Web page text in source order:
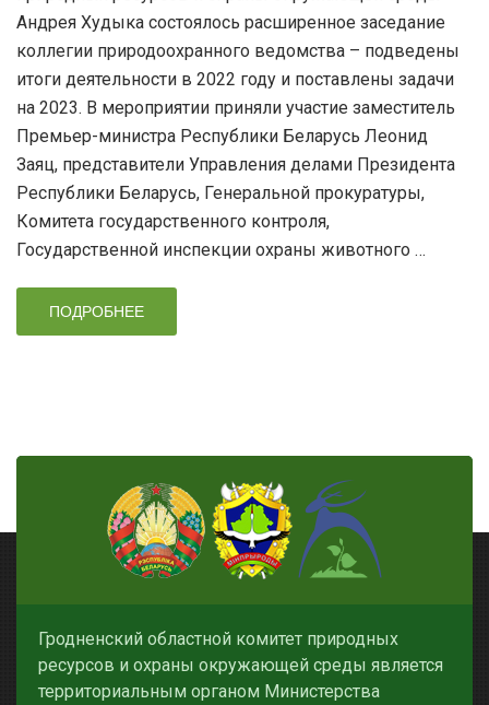
Андрея Худыка состоялось расширенное заседание
коллегии природоохранного ведомства – подведены
итоги деятельности в 2022 году и поставлены задачи
на 2023. В мероприятии приняли участие заместитель
Премьер-министра Республики Беларусь Леонид
Заяц, представители Управления делами Президента
Республики Беларусь, Генеральной прокуратуры,
Комитета государственного контроля,
Государственной инспекции охраны животного …
ПОДРОБНЕЕ
Гродненский областной комитет природных
ресурсов и охраны окружающей среды является
территориальным органом Министерства